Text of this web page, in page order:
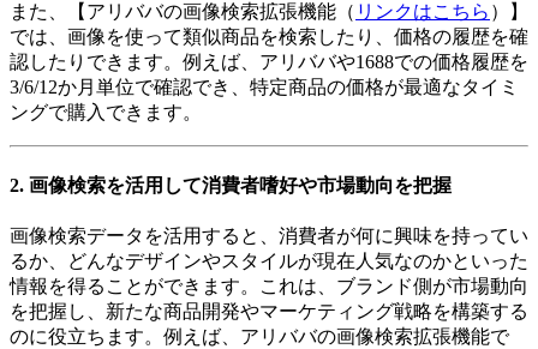
また、【アリババの画像検索拡張機能（ リンクはこちら ）】
では、画像を使って類似商品を検索したり、価格の履歴を確
認したりできます。例えば、アリババや1688での価格履歴を
3/6/12か月単位で確認でき、特定商品の価格が最適なタイミ
ングで購入できます。
2. 画像検索を活用して消費者嗜好や市場動向を把握
画像検索データを活用すると、消費者が何に興味を持ってい
るか、どんなデザインやスタイルが現在人気なのかといった
情報を得ることができます。これは、ブランド側が市場動向
を把握し、新たな商品開発やマーケティング戦略を構築する
のに役立ちます。例えば、アリババの画像検索拡張機能で